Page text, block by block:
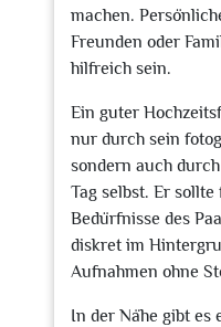
machen.
Freunden oder
hilfreich sein.
Ein guter
nur durch sein
sondern auch
Tag selbst. Er
Bedürfnisse des
diskret im
Aufnahmen ohne
In der Nähe gibt es